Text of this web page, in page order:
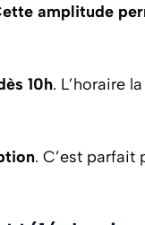
amplitude
10h. L’horaire
. C’est parfait